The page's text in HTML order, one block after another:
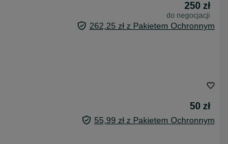
250 zł
do negocjacji
262,25 zł z Pakietem Ochronnym
50 zł
55,99 zł z Pakietem Ochronnym